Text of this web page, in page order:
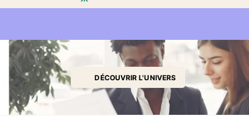
DÉCOUVRIR L'UNIVERS